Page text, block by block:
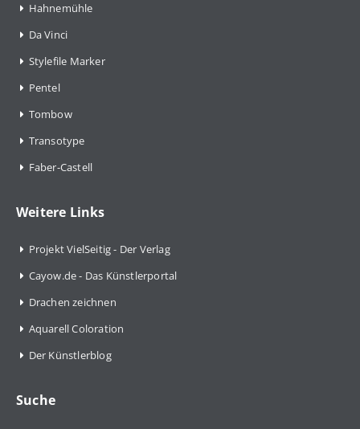
Hahnemühle
Da Vinci
Stylefile Marker
Pentel
Tombow
Transotype
Faber-Castell
Weitere Links
Projekt VielSeitig - Der Verlag
Cayow.de - Das Künstlerportal
Drachen zeichnen
Aquarell Coloration
Der Künstlerblog
Suche